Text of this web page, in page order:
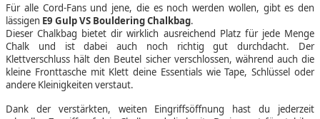
Für alle Cord-Fans und jene, die es noch werden wollen, gibt es den
lässigen E9 Gulp VS Bouldering Chalkbag.
Dieser Chalkbag bietet dir wirklich ausreichend Platz für jede Menge
Chalk und ist dabei auch noch richtig gut durchdacht. Der
Klettverschluss hält den Beutel sicher verschlossen, während auch die
kleine Fronttasche mit Klett deine Essentials wie Tape, Schlüssel oder
andere Kleinigkeiten verstaut.
Dank der verstärkten, weiten Eingriffsöffnung hast du jederzeit